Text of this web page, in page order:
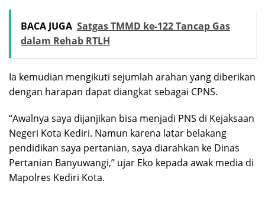
BACA JUGA Satgas TMMD ke-122 Tancap Gas
dalam Rehab RTLH
Ia kemudian mengikuti sejumlah arahan yang diberikan
dengan harapan dapat diangkat sebagai CPNS.
“Awalnya saya dijanjikan bisa menjadi PNS di Kejaksaan
Negeri Kota Kediri. Namun karena latar belakang
pendidikan saya pertanian, saya diarahkan ke Dinas
Pertanian Banyuwangi,” ujar Eko kepada awak media di
Mapolres Kediri Kota.